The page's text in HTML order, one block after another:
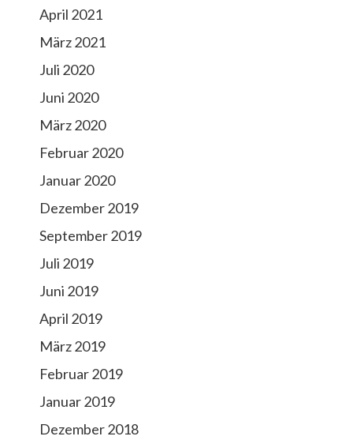
April 2021
März 2021
Juli 2020
Juni 2020
März 2020
Februar 2020
Januar 2020
Dezember 2019
September 2019
Juli 2019
Juni 2019
April 2019
März 2019
Februar 2019
Januar 2019
Dezember 2018